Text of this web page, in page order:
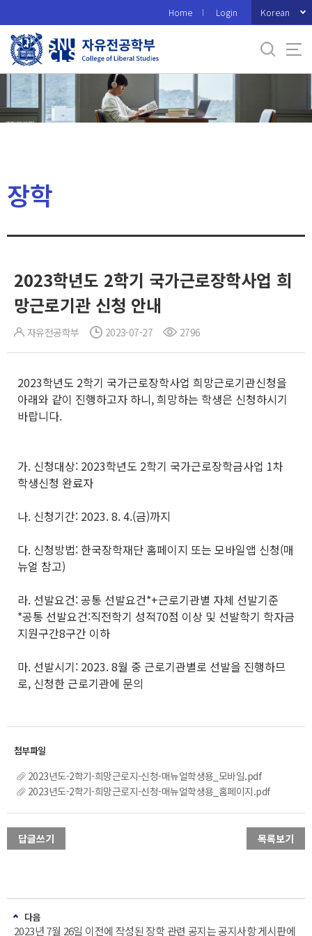
로
메
Home Login Korean
장학
2023학년도 2학기 국가근로장학사업 희
망근로기관 신청 안내
자유전공학부 2023-07-27 2796
2023학년도 2학기 국가근로장학사업 희망근로기관신청을
아래와 같이 진행하고자 하니, 희망하는 학생은 신청하시기
바랍니다.
가. 신청대상: 2023학년도 2학기 국가근로장학금사업 1차
학생신청 완료자
나. 신청기간: 2023. 8. 4.(금)까지
다. 신청방법: 한국장학재단 홈페이지 또는 모바일앱 신청(매
뉴얼 참고)
라. 선발요건: 공통 선발요건*+근로기관별 자체 선발기준
*공통 선발요건:직전학기 성적70점 이상 및 선발학기 학자금
지원구간8구간 이하
마. 선발시기: 2023. 8월 중 근로기관별로 선발을 진행하므
로, 신청한 근로기관에 문의
2023년도-2학기-희망근로지-신청-매뉴얼학생용_모바일.pdf
2023년도-2학기-희망근로지-신청-매뉴얼학생용_홈페이지.pdf
답글쓰기 목록보기
다음
2023년 7월 26일 이전에 작성된 장학 관련 공지는 공지사항 게시판에